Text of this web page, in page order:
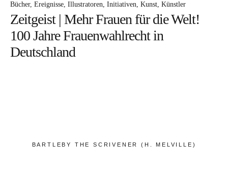
Atelierbesuch
Literatur
Papier & Stift
Schreiben & Reisen
Bücher Ereignisse Illustratoren Initiativen Kunst Künstler
Zeitgeist | Mehr Frauen für die Welt!
100 Jahre Frauenwahlrecht in
Deutschland
BARTLEBY THE SCRIVENER (H. MELVILLE)